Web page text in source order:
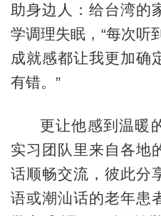
助身边人：给台湾的
学调理失眠，“每次听
成就感都让我更加确
有错。”
更让他感到温暖
实习团队里来自各地
话顺畅交流，彼此分
语或潮汕话的老年患